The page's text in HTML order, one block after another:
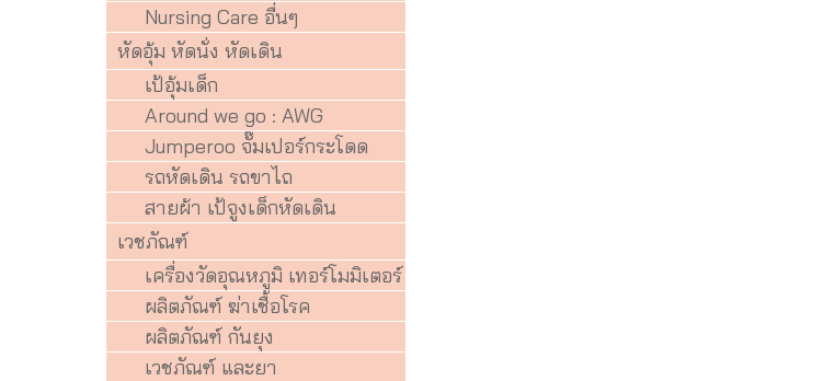
Nursing Care อื่นๆ
หัดอุ้ม หัดนั่ง หัดเดิน
เป้อุ้มเด็ก
Around we go : AWG
Jumperoo จั๊มเปอร์กระโดด
รถหัดเดิน รถขาไถ
สายผ้า เป้จูงเด็กหัดเดิน
เวชภัณฑ์
เครื่องวัดอุณหภูมิ เทอร์โมมิเตอร์
ผลิตภัณฑ์ ฆ่าเชื้อโรค
ผลิตภัณฑ์ กันยุง
เวชภัณฑ์ และยา